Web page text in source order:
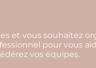
et vous souhaitez
pour vous
vos équipes.